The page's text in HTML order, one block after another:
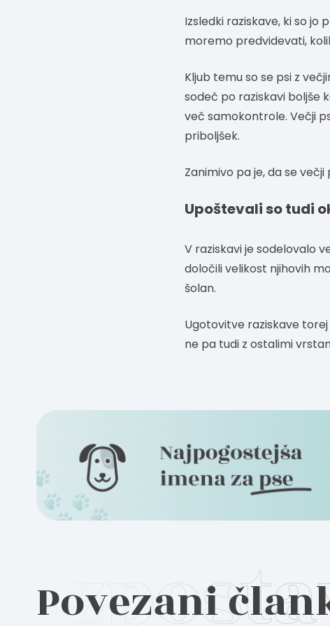
Izsledki raziskave, ki so jo
moremo predvidevati,
Kljub temu so se psi z
sodeč po raziskavi boljše
več samokontrole. Večji
priboljšek.
Zanimivo pa je, da se
Upoštevali so tudi
V raziskavi je sodelovalo
določili velikost njihovih
šolan.
Ugotovitve raziskave
ne pa tudi z ostalimi
Povezani